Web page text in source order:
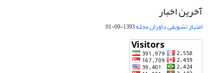
آخرین اخبار
امتیاز تشویقی داوران مجله1393-09-01